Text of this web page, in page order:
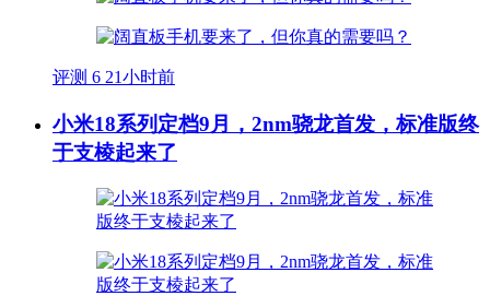
评测 6 21小时前
小米18系列定档9月，2nm骁龙首发，标准版终
于支棱起来了